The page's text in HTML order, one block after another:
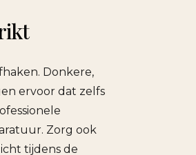
Donkere,
ervoor dat zelfs
Zorg ook
tijdens de